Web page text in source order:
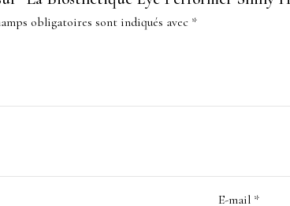
obligatoires sont indiqués avec *
E-mail *